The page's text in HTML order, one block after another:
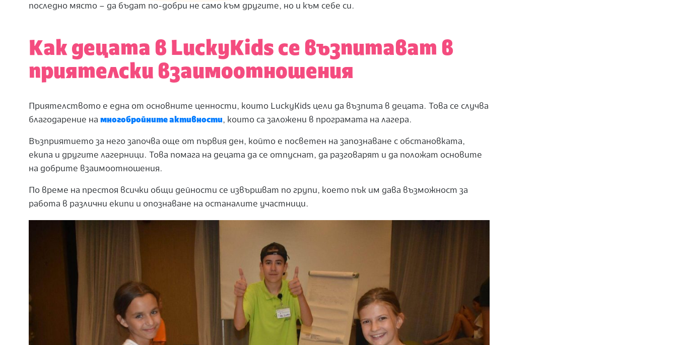
последно място – да бъдат по-добри не само към другите, но и към себе си.
Как децата в LuckyKids се възпитават в
приятелски взаимоотношения
Приятелството е една от основните ценности, които LuckyKids цели да възпита в децата. Това се случва
благодарение на многобройните активности, които са заложени в програмата на лагера.
Възприятието за него започва още от първия ден, който е посветен на запознаване с обстановката,
екипа и другите лагерници. Това помага на децата да се отпуснат, да разговарят и да положат основите
на добрите взаимоотношения.
По време на престоя всички общи дейности се извършват по групи, което пък им дава възможност за
работа в различни екипи и опознаване на останалите участници.